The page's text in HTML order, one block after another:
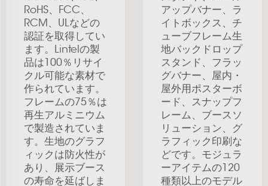
RoHS、FCC、
RCM、ULなどの
認証を取得してい
ます。Lintelの製
品は100％リサイ
クル可能な素材で
作られています。
フレームの75％は
再生アルミニウム
で製造されていま
す。生地のグラフ
ィックは防火性が
あり、展示ブース
の寿命を延ばしま
アップバナー、ラ
イトボックス、チ
ューブフレーム生
地バックドロップ
スタンド、フラッ
グバナー、屋内・
屋外用ポスターボ
ード、スナップフ
レーム、ブースソ
リューション、グ
ラフィック印刷な
どです。モジュラ
ーアイテムの120
種類以上のモデル